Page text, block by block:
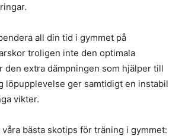
all din tid i gymmet på
troligen inte den optimala
den extra dämpningen som hjälper till
löpupplevelse ger samtidigt en instabil
vikter.
bästa skotips för träning i gymmet: